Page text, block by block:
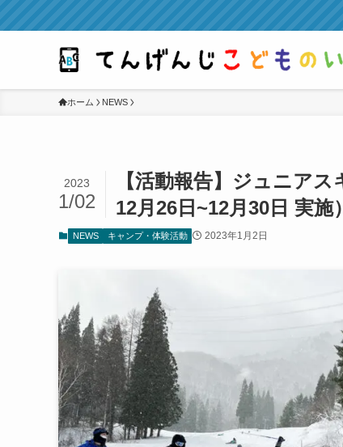
ホーム NEWS
【活動報告】ジュニア
12月26日~12月30日 実施）
2023
1/02
NEWS キャンプ・体験活動 2023年1月2日